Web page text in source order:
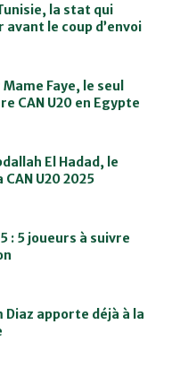
la stat qui
le coup d’envoi
Faye, le seul
CAN U20 en Egypte
El Hadad, le
U20 2025
: 5 joueurs à suivre
Diaz apporte déjà à la